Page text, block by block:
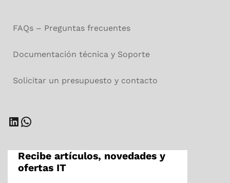
FAQs – Preguntas frecuentes
Documentación técnica y Soporte
Solicitar un presupuesto y contacto
LinkedIn
WhatsApp
Recibe artículos, novedades y
ofertas IT